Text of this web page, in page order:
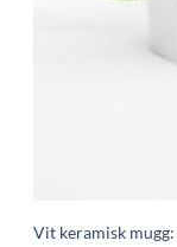
Vit keramisk